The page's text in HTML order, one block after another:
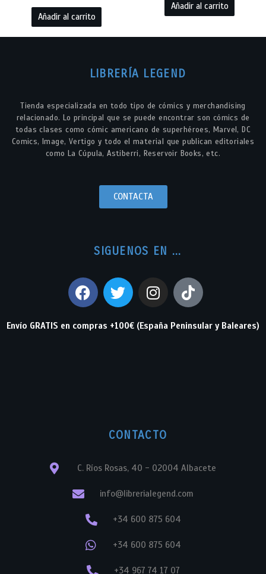
Añadir al carrito
Añadir al carrito
LIBRERÍA LEGEND
Tienda especializada en todo tipo de cómics y merchandising
relacionado. Lo principal que se puede encontrar son cómics de
todas clases como cómic americano de superhéroes, Marvel, DC
Comics, Image, Vertigo y todo el material que publican editoriales
como La Cúpula, Astiberri, Reservoir Books, etc.
CONTACTA
SIGUENOS EN ...
Envío GRATIS en compras +100€ (España Peninsular y Baleares)
CONTACTO
C. Ríos Rosas, 40 - 02004 Albacete
info@librerialegend.com
+34 600 875 604
+34 600 875 604
+34 967 74 17 07